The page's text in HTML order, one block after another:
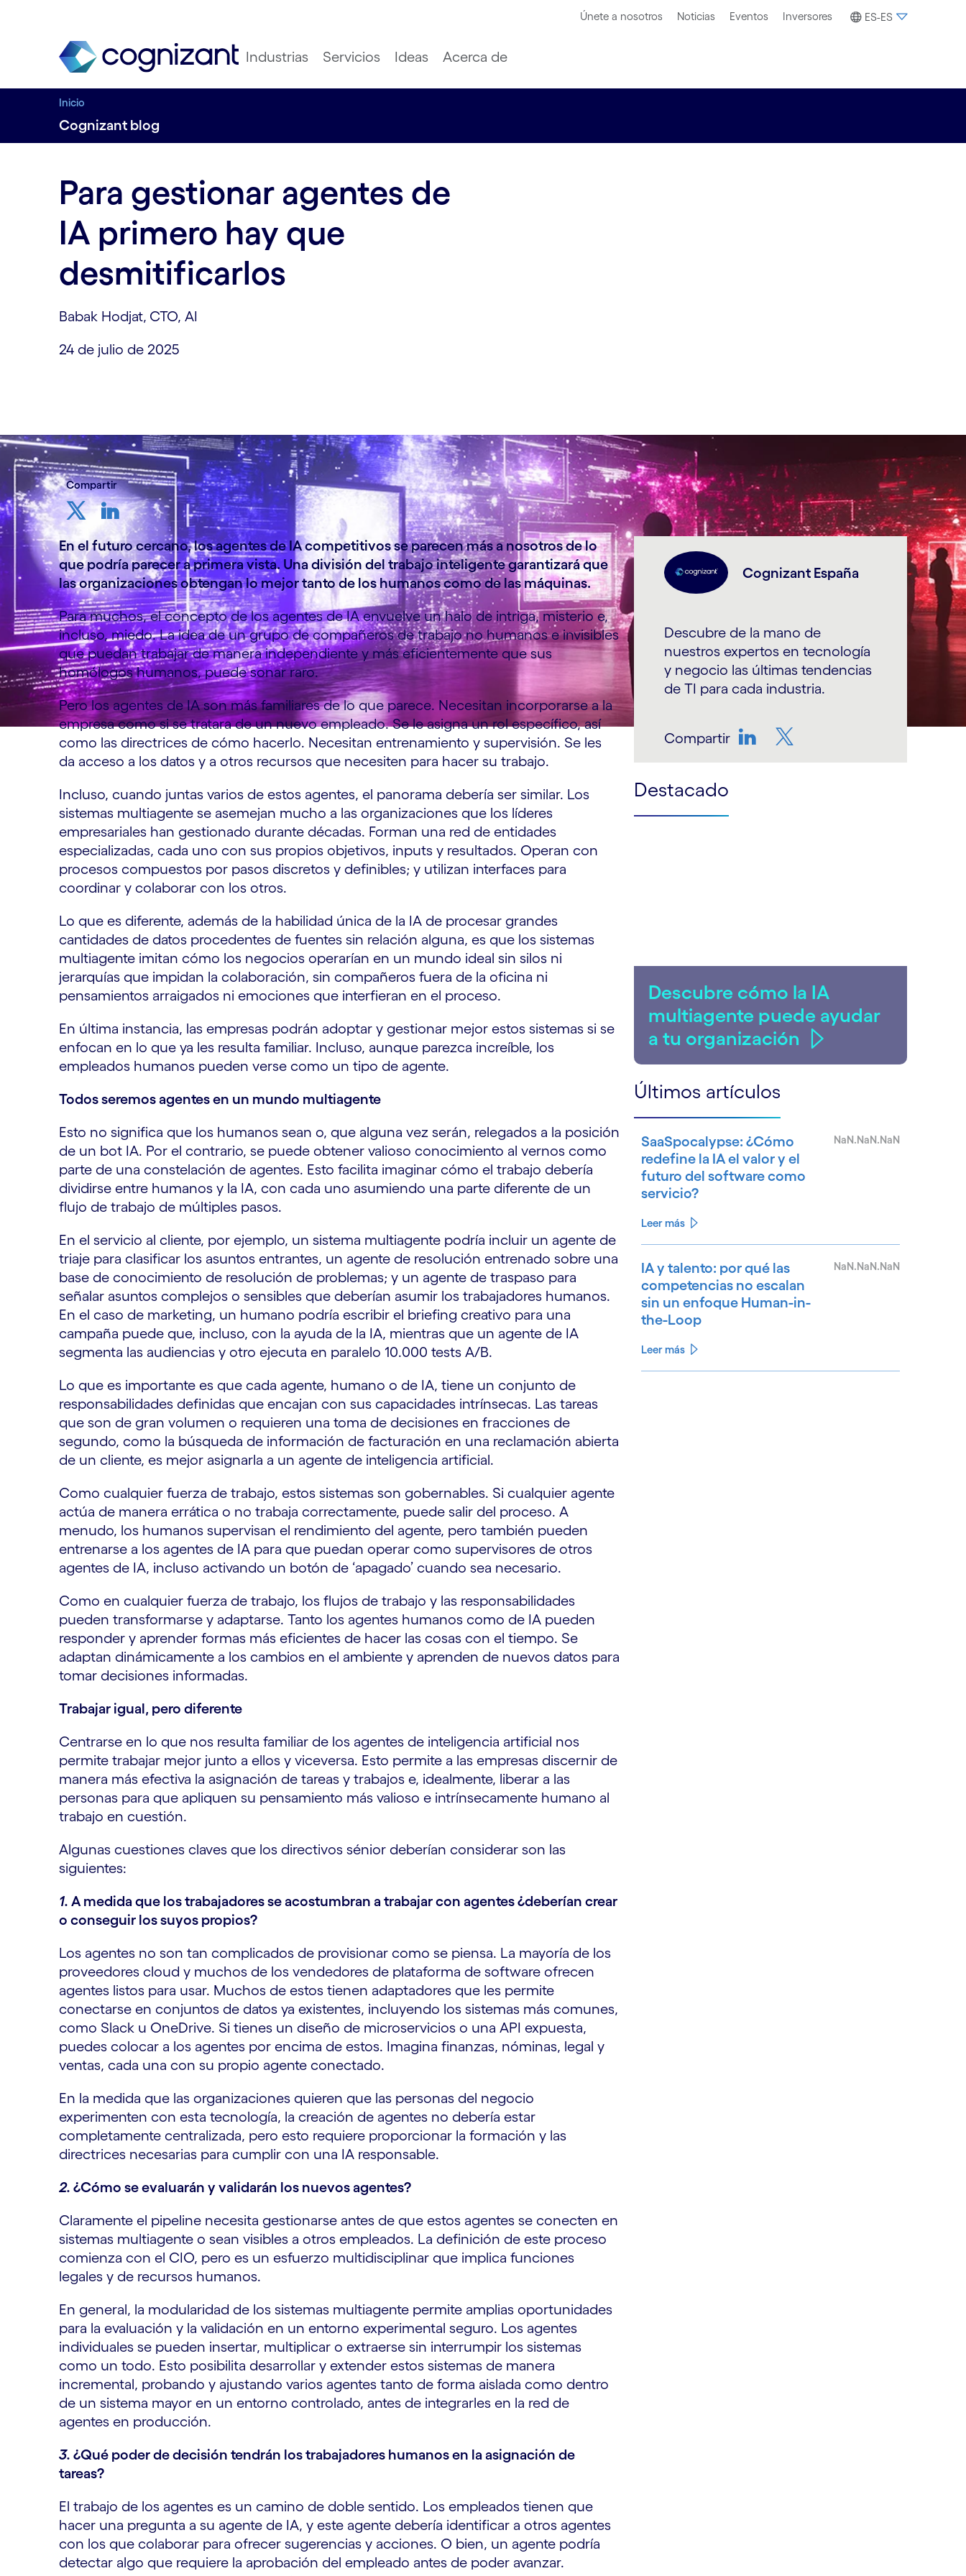
Únete a nosotros Noticias Eventos Inversores ES-ES
Industrias Servicios Ideas Acerca de
Inicio
Cognizant blog
Para gestionar agentes de
IA primero hay que
desmitificarlos
Babak Hodjat, CTO, AI
24 de julio de 2025
Compartir
En el futuro cercano, los agentes de IA competitivos se parecen más a nosotros de lo
que podría parecer a primera vista. Una división del trabajo inteligente garantizará que
las organizaciones obtengan lo mejor tanto de los humanos como de las máquinas.
Para muchos, el concepto de los agentes de IA envuelve un halo de intriga, misterio e,
incluso, miedo. La idea de un grupo de compañeros de trabajo no humanos e invisibles
que puedan trabajar de manera independiente y más eficientemente que sus
homólogos humanos, puede sonar raro.
Pero los agentes de IA son más familiares de lo que parece. Necesitan incorporarse a la
empresa como si se tratara de un nuevo empleado. Se le asigna un rol específico, así
como las directrices de cómo hacerlo. Necesitan entrenamiento y supervisión. Se les
da acceso a los datos y a otros recursos que necesiten para hacer su trabajo.
Incluso, cuando juntas varios de estos agentes, el panorama debería ser similar. Los
sistemas multiagente se asemejan mucho a las organizaciones que los líderes
empresariales han gestionado durante décadas. Forman una red de entidades
especializadas, cada uno con sus propios objetivos, inputs y resultados. Operan con
procesos compuestos por pasos discretos y definibles; y utilizan interfaces para
coordinar y colaborar con los otros.
Lo que es diferente, además de la habilidad única de la IA de procesar grandes
cantidades de datos procedentes de fuentes sin relación alguna, es que los sistemas
multiagente imitan cómo los negocios operarían en un mundo ideal sin silos ni
jerarquías que impidan la colaboración, sin compañeros fuera de la oficina ni
pensamientos arraigados ni emociones que interfieran en el proceso.
En última instancia, las empresas podrán adoptar y gestionar mejor estos sistemas si se
enfocan en lo que ya les resulta familiar. Incluso, aunque parezca increíble, los
empleados humanos pueden verse como un tipo de agente.
Todos seremos agentes en un mundo multiagente
Esto no significa que los humanos sean o, que alguna vez serán, relegados a la posición
de un bot IA. Por el contrario, se puede obtener valioso conocimiento al vernos como
parte de una constelación de agentes. Esto facilita imaginar cómo el trabajo debería
dividirse entre humanos y la IA, con cada uno asumiendo una parte diferente de un
flujo de trabajo de múltiples pasos.
En el servicio al cliente, por ejemplo, un sistema multiagente podría incluir un agente de
triaje para clasificar los asuntos entrantes, un agente de resolución entrenado sobre una
base de conocimiento de resolución de problemas; y un agente de traspaso para
señalar asuntos complejos o sensibles que deberían asumir los trabajadores humanos.
En el caso de marketing, un humano podría escribir el briefing creativo para una
campaña puede que, incluso, con la ayuda de la IA, mientras que un agente de IA
segmenta las audiencias y otro ejecuta en paralelo 10.000 tests A/B.
Lo que es importante es que cada agente, humano o de IA, tiene un conjunto de
responsabilidades definidas que encajan con sus capacidades intrínsecas. Las tareas
que son de gran volumen o requieren una toma de decisiones en fracciones de
segundo, como la búsqueda de información de facturación en una reclamación abierta
de un cliente, es mejor asignarla a un agente de inteligencia artificial.
Como cualquier fuerza de trabajo, estos sistemas son gobernables. Si cualquier agente
actúa de manera errática o no trabaja correctamente, puede salir del proceso. A
menudo, los humanos supervisan el rendimiento del agente, pero también pueden
entrenarse a los agentes de IA para que puedan operar como supervisores de otros
agentes de IA, incluso activando un botón de ‘apagado’ cuando sea necesario.
Como en cualquier fuerza de trabajo, los flujos de trabajo y las responsabilidades
pueden transformarse y adaptarse. Tanto los agentes humanos como de IA pueden
responder y aprender formas más eficientes de hacer las cosas con el tiempo. Se
adaptan dinámicamente a los cambios en el ambiente y aprenden de nuevos datos para
tomar decisiones informadas.
Trabajar igual, pero diferente
Centrarse en lo que nos resulta familiar de los agentes de inteligencia artificial nos
permite trabajar mejor junto a ellos y viceversa. Esto permite a las empresas discernir de
manera más efectiva la asignación de tareas y trabajos e, idealmente, liberar a las
personas para que apliquen su pensamiento más valioso e intrínsecamente humano al
trabajo en cuestión.
Algunas cuestiones claves que los directivos sénior deberían considerar son las
siguientes:
1. A medida que los trabajadores se acostumbran a trabajar con agentes ¿deberían crear
o conseguir los suyos propios?
Los agentes no son tan complicados de provisionar como se piensa. La mayoría de los
proveedores cloud y muchos de los vendedores de plataforma de software ofrecen
agentes listos para usar. Muchos de estos tienen adaptadores que les permite
conectarse en conjuntos de datos ya existentes, incluyendo los sistemas más comunes,
como Slack u OneDrive. Si tienes un diseño de microservicios o una API expuesta,
puedes colocar a los agentes por encima de estos. Imagina finanzas, nóminas, legal y
ventas, cada una con su propio agente conectado.
En la medida que las organizaciones quieren que las personas del negocio
experimenten con esta tecnología, la creación de agentes no debería estar
completamente centralizada, pero esto requiere proporcionar la formación y las
directrices necesarias para cumplir con una IA responsable.
2. ¿Cómo se evaluarán y validarán los nuevos agentes?
Claramente el pipeline necesita gestionarse antes de que estos agentes se conecten en
sistemas multiagente o sean visibles a otros empleados. La definición de este proceso
comienza con el CIO, pero es un esfuerzo multidisciplinar que implica funciones
legales y de recursos humanos.
En general, la modularidad de los sistemas multiagente permite amplias oportunidades
para la evaluación y la validación en un entorno experimental seguro. Los agentes
individuales se pueden insertar, multiplicar o extraerse sin interrumpir los sistemas
como un todo. Esto posibilita desarrollar y extender estos sistemas de manera
incremental, probando y ajustando varios agentes tanto de forma aislada como dentro
de un sistema mayor en un entorno controlado, antes de integrarles en la red de
agentes en producción.
3. ¿Qué poder de decisión tendrán los trabajadores humanos en la asignación de
tareas?
El trabajo de los agentes es un camino de doble sentido. Los empleados tienen que
hacer una pregunta a su agente de IA, y este agente debería identificar a otros agentes
con los que colaborar para ofrecer sugerencias y acciones. O bien, un agente podría
detectar algo que requiere la aprobación del empleado antes de poder avanzar.
Cognizant España
Descubre de la mano de
nuestros expertos en tecnología
y negocio las últimas tendencias
de TI para cada industria.
Compartir
Destacado
Descubre cómo la IA
multiagente puede ayudar
a tu organización
Últimos artículos
SaaSpocalypse: ¿Cómo
redefine la IA el valor y el
futuro del software como
servicio?
NaN.NaN.NaN
Leer más
IA y talento: por qué las
competencias no escalan
sin un enfoque Human-in-
the-Loop
NaN.NaN.NaN
Leer más